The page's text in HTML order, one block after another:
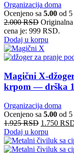
Organizacija doma
Ocenjeno sa 5.00 od 5
2.000RSD
cena je: 999 RSD.
Dodaj u korpu
Magični X-
krpom — drška
Organizacija doma
Ocenjeno sa 5.00 od 5
1.925RSD 1.750
Dodaj u korpu